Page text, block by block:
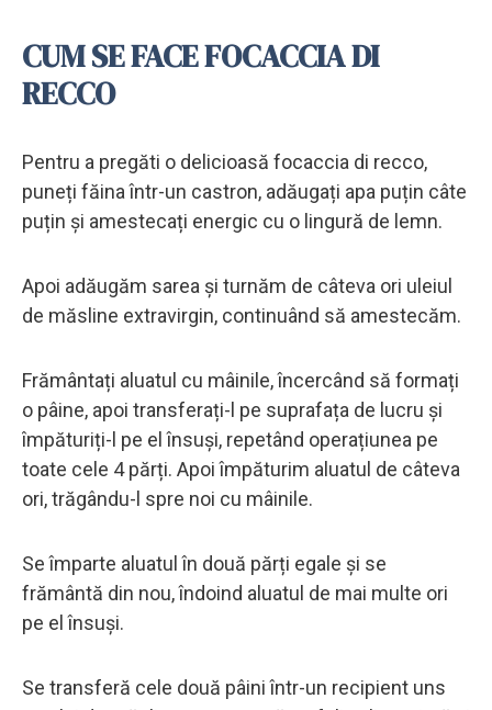
CUM SE FACE FOCACCIA DI
RECCO
Pentru a pregăti o delicioasă focaccia di recco,
puneți făina într-un castron, adăugați apa puțin câte
puțin și amestecați energic cu o lingură de lemn.
Apoi adăugăm sarea și turnăm de câteva ori uleiul
de măsline extravirgin, continuând să amestecăm.
Frământați aluatul cu mâinile, încercând să formați
o pâine, apoi transferați-l pe suprafața de lucru și
împăturiți-l pe el însuși, repetând operațiunea pe
toate cele 4 părți. Apoi împăturim aluatul de câteva
ori, trăgându-l spre noi cu mâinile.
Se împarte aluatul în două părți egale și se
frământă din nou, îndoind aluatul de mai multe ori
pe el însuși.
Se transferă cele două pâini într-un recipient uns